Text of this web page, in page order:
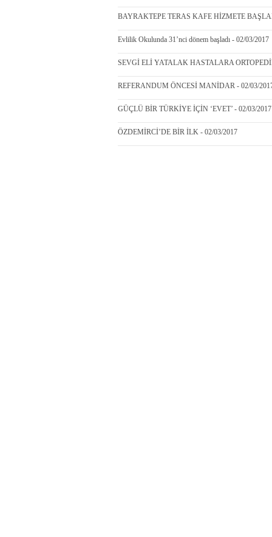
BAYRAKTEPE TERAS KAFE HİZMETE
Evlilik Okulunda 31’nci dönem başladı - 02/03/2017
SEVGİ ELİ YATALAK HASTALARA
REFERANDUM ÖNCESİ MANİDAR - 02/03/
GÜÇLÜ BİR TÜRKİYE İÇİN ‘EVET’ - 02/03/2017
ÖZDEMİRCİ’DE BİR İLK - 02/03/2017